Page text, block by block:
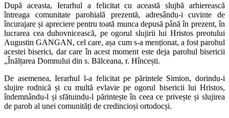
După aceasta, Ierarhul a felicitat cu această slujbă arhierească
întreaga comunitate parohială prezentă, adresându-i cuvinte de
încurajare și apreciere pentru toată munca depusă până în prezent, în
lucrarea cea duhovnicească, pe ogorul slujirii lui Hristos preotului
Augustin GANGAN, cel care, așa cum s-a menționat, a fost parohul
acestei biserici, dar care în acest moment este deja parohul bisericii
„Înălțarea Domnului din s. Bălceana, r. Hîncești.
De asemenea, Ierarhul l-a felicitat pe părintele Simion, dorindu-i
slujire rodnică și cu multă evlavie pe ogorul bisericii lui Hristos,
îndemnându-l și sfătuindu-l părintește în ceea ce privește și slujirea
de paroh al unei comunități de credincioși ortodocși.